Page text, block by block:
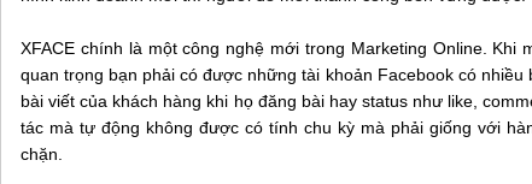
XFACE chính là một công nghệ mới trong Marketing Online.
quan trọng bạn phải có được những tài khoản Facebook có
bài viết của khách hàng khi họ đăng bài hay status như like,
tác mà tự động không được có tính chu kỳ mà phải giống với
chặn.